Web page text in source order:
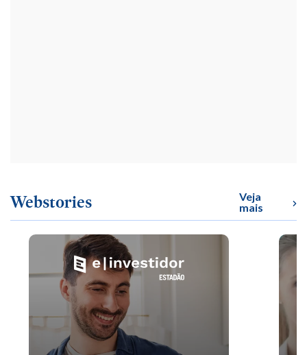
Webstories
Veja
mais